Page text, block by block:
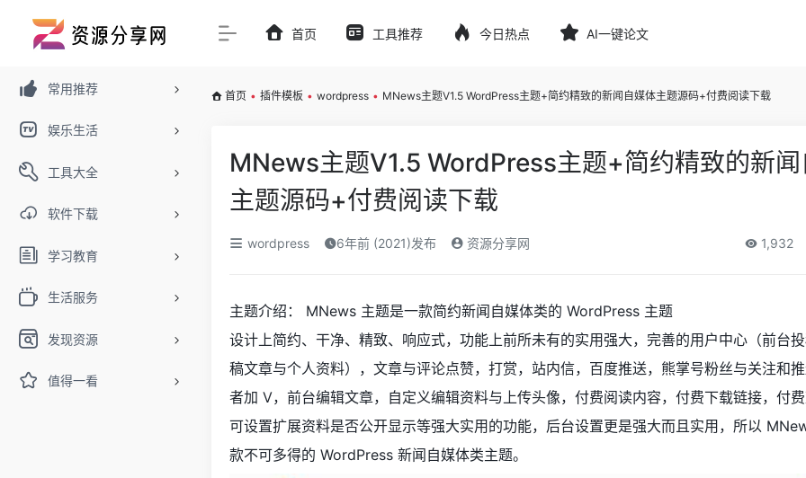
常用推荐
娱乐生活
工具大全
软件下载
学习教育
生活服务
发现资源
值得一看
首页 工具推荐 今日热点 AI一键论文
首页 • 插件模板 • wordpress • MNews主题V1.5 WordPress主题+简约精致的新闻自媒体主题源码+付费阅读下载
MNews主题V1.5 WordPress主题+简约精致的新
主题源码+付费阅读下载
wordpress 6年前 (2021)发布 资源分享网 1,932
主题介绍： MNews 主题是一款简约新闻自媒体类的 WordPress 主题
设计上简约、干净、精致、响应式，功能上前所未有的实用强大，完善的用户中心（前台
稿文章与个人资料），文章与评论点赞，打赏，站内信，百度推送，熊掌号粉丝与关注和
者加 V，前台编辑文章，自定义编辑资料与上传头像，付费阅读内容，付费下载链接，付
可设置扩展资料是否公开显示等强大实用的功能，后台设置更是强大而且实用，所以
款不可多得的 WordPress 新闻自媒体类主题。